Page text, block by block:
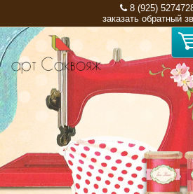
8 (925)
заказать обратный